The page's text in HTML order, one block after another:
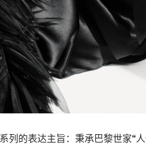
列的表达主旨：秉承巴黎世家“